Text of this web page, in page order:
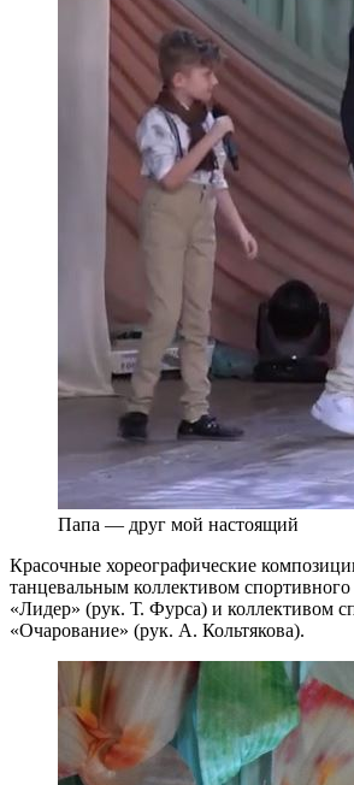
Папа — друг мой настоящий
Красочные хореографические
танцевальным коллективом спортивного
«Лидер» (рук. Т. Фурса) и коллективом
«Очарование» (рук. А. Кольтякова).